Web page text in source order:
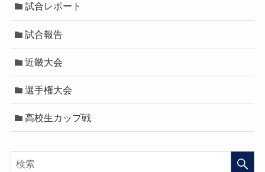
試合レポート
試合報告
近畿大会
選手権大会
高校生カップ戦